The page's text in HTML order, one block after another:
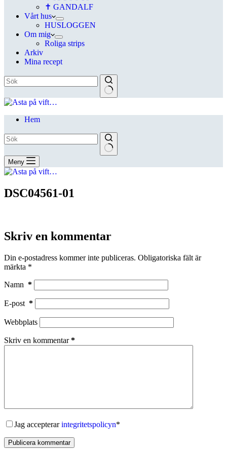
✝ GANDALF
Vårt hus
HUSLOGGEN
Om mig
Roliga strips
Arkiv
Mina recept
Hem
Meny
DSC04561-01
Skriv en kommentar
Din e-postadress kommer inte publiceras. Obligatoriska fält är
märkta *
Namn *
E-post *
Webbplats
Skriv en kommentar*
Jag accepterarintegritetspolicyn*
Publicera kommentar